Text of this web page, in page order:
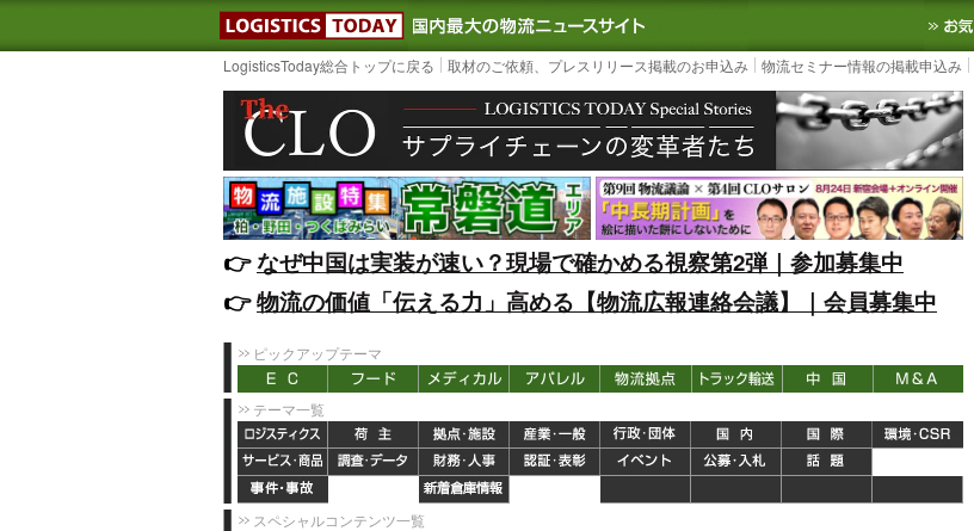
LOGISTICS TODAY｜国内最大の物流ニュースサイト3PL, SCMなど国内外の
LogisticsToday総合トップに戻る 取材のご依頼、プレスリリース掲載のお申込み 物流セミナー情報の掲載申込み
👉️なぜ中国は実装が速い？現場で確かめる視察第2弾｜参加募集中
👉️物流の価値「伝える力」高める【物流広報連絡会議】｜会員募集中
ピックアップテーマ
テーマ一覧
スペシャルコンテンツ一覧